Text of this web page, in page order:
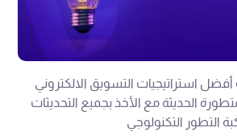
استراتيجيات التسويق الالكتروني
الحديثة مع الأخذ بجميع التحديثات
التطور التكنولوجي